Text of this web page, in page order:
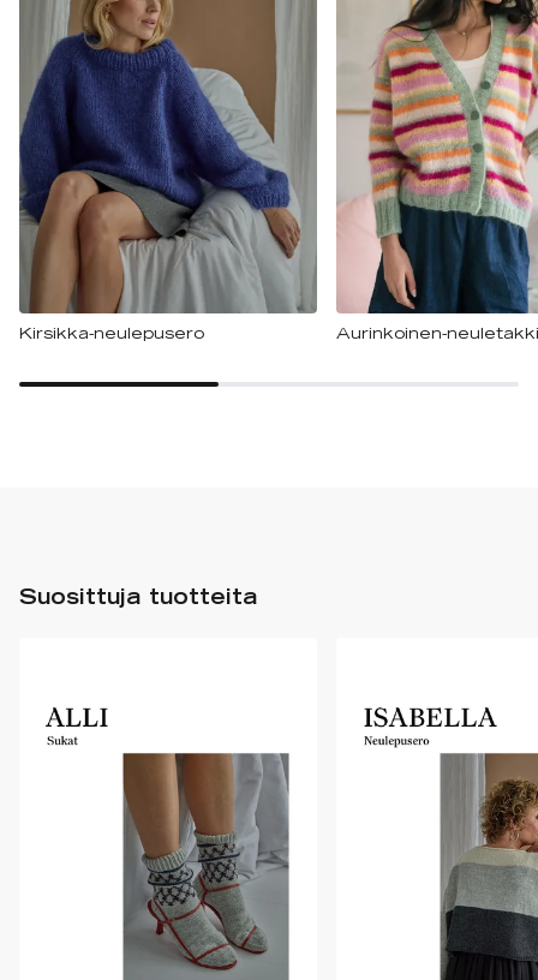
Kirsikka-neulepusero Aurinkoinen-neuletakki
Suosittuja tuotteita